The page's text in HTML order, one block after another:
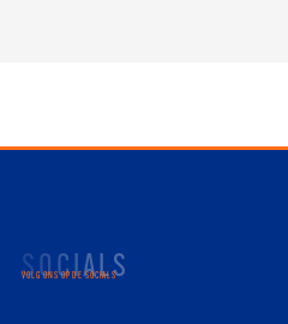
SOCIALS
VOLG ONS OP DE SOCIALS